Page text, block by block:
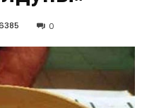
6385 0